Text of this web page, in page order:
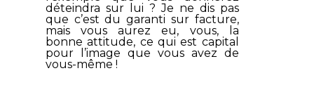
déteindra sur lui ? Je ne dis pas
que c’est du garanti sur facture,
mais vous aurez eu, vous, la
bonne attitude, ce qui est capital
pour l’image que vous avez de
vous-même !